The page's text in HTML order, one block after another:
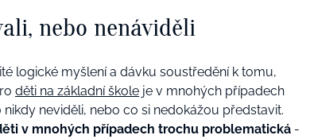
nebo nenáviděli
logické myšlení a dávku soustředění k tomu,
děti na základní škole je v mnohých případech
neviděli, nebo co si nedokážou představit.
v mnohých případech trochu problematická -